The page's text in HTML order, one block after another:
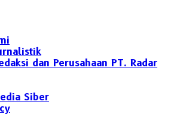
dan Perusahaan PT. Radar
Siber